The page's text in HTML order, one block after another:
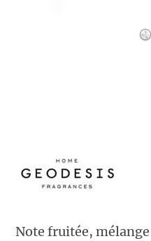
Note fruitée,